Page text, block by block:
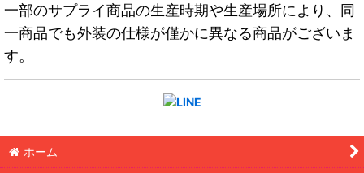
一部のサプライ商品の生産時期や生産場所により、同
一商品でも外装の仕様が僅かに異なる商品がございま
す。
ホーム